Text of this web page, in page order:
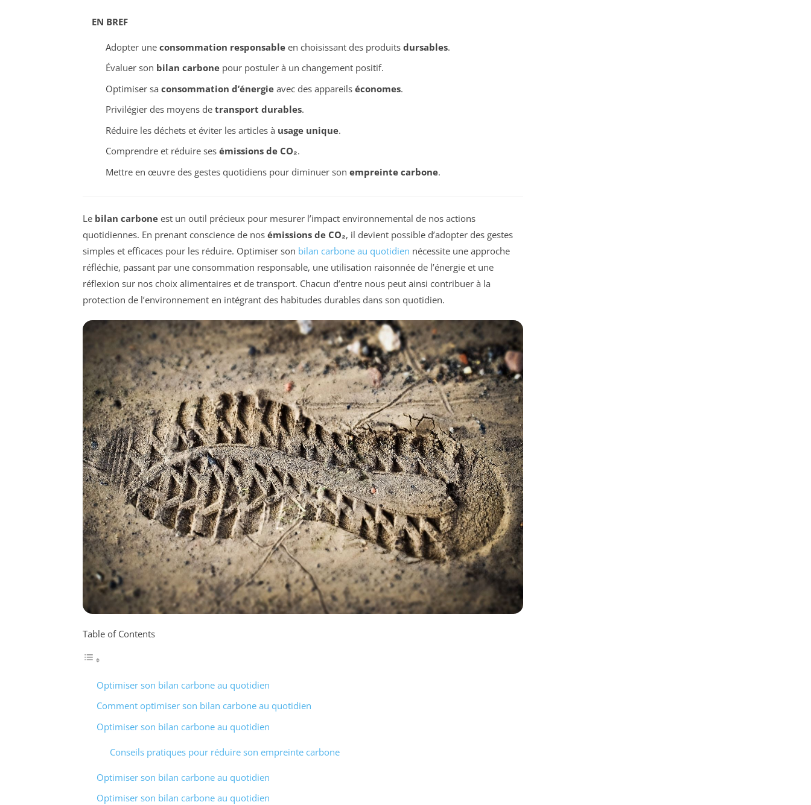
EN BREF
Adopter une consommation responsableen choisissant des produits dursables.
Évaluer son bilan carbonepour postuler à un changement positif.
Optimiser sa consommation d’énergieavec des appareils économes.
Privilégier des moyens de transport durables.
Réduire les déchets et éviter les articles à usage unique.
Comprendre et réduire ses émissions de CO₂.
Mettre en œuvre des gestes quotidiens pour diminuer son empreinte carbone.
Le bilan carbone est un outil précieux pour mesurer l’impact environnemental de nos actions
quotidiennes. En prenant conscience de nos émissions de CO₂, il devient possible d’adopter des gestes
simples et efficaces pour les réduire. Optimiser son bilan carbone au quotidien nécessite une approche
réfléchie, passant par une consommation responsable, une utilisation raisonnée de l’énergie et une
réflexion sur nos choix alimentaires et de transport. Chacun d’entre nous peut ainsi contribuer à la
protection de l’environnement en intégrant des habitudes durables dans son quotidien.
Table of Contents
Optimiser son bilan carbone au quotidien
Comment optimiser son bilan carbone au quotidien
Optimiser son bilan carbone au quotidien
Conseils pratiques pour réduire son empreinte carbone
Optimiser son bilan carbone au quotidien
Optimiser son bilan carbone au quotidien